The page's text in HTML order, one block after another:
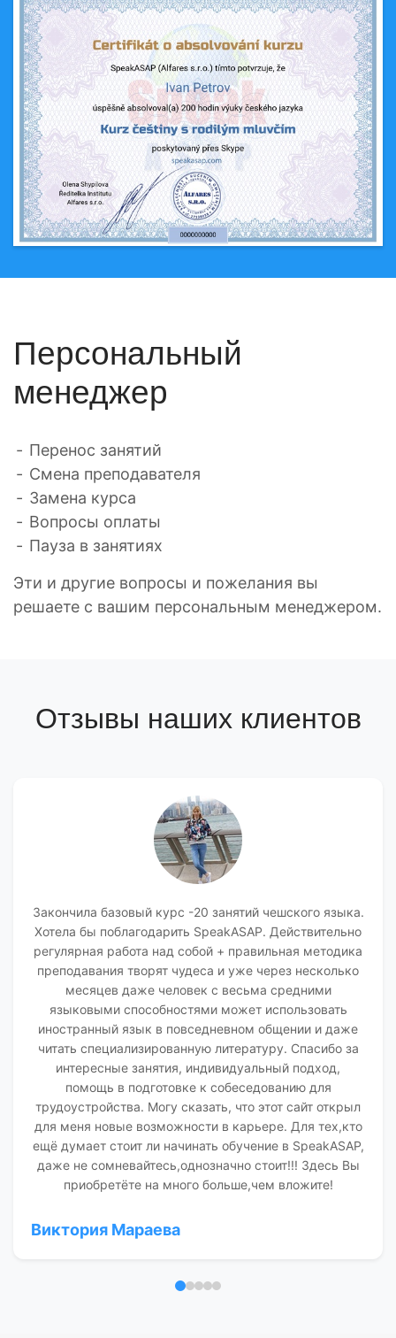
Персональный
менеджер
Перенос занятий
Смена преподавателя
Замена курса
Вопросы оплаты
Пауза в занятиях
Эти и другие вопросы и пожелания вы
решаете с вашим персональным менеджером.
Отзывы наших клиентов
Закончила базовый курс -20 занятий чешского языка.
Хотела бы поблагодарить SpeakASAP. Действительно
регулярная работа над собой + правильная методика
преподавания творят чудеса и уже через несколько
месяцев даже человек с весьма средними
языковыми способностями может использовать
иностранный язык в повседневном общении и даже
читать специализированную литературу. Спасибо за
интересные занятия, индивидуальный подход,
помощь в подготовке к собеседованию для
трудоустройства. Могу сказать, что этот сайт открыл
для меня новые возможности в карьере. Для тех,кто
ещё думает стоит ли начинать обучение в SpeakASAP,
даже не сомневайтесь,однозначно стоит!!! Здесь Вы
приобретёте на много больше,чем вложите!
Виктория Мараева
Отзыв 1